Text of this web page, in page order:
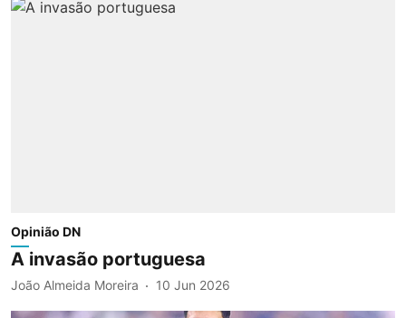
Opinião DN
A invasão portuguesa
João Almeida Moreira 10 Jun 2026